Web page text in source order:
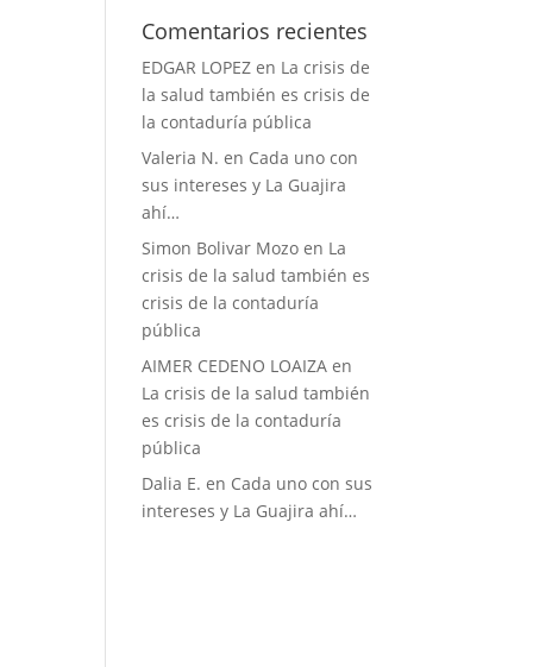
Comentarios recientes
EDGAR LOPEZ en La crisis de
la salud también es crisis de
la contaduría pública
Valeria N. en Cada uno con
sus intereses y La Guajira
ahí…
Simon Bolivar Mozo en La
crisis de la salud también es
crisis de la contaduría
pública
AIMER CEDENO LOAIZA en
La crisis de la salud también
es crisis de la contaduría
pública
Dalia E. en Cada uno con sus
intereses y La Guajira ahí…